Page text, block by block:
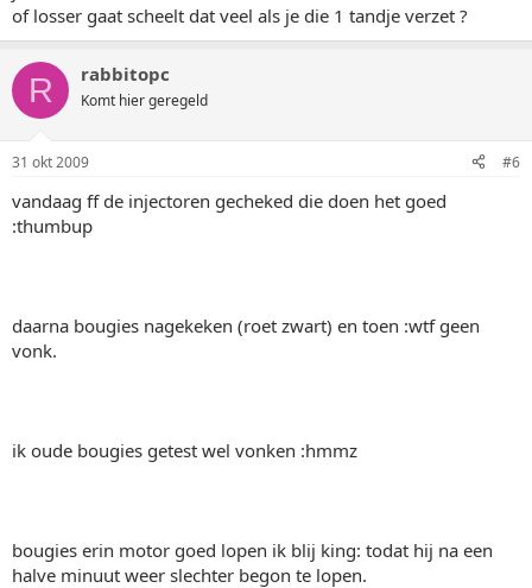
of losser gaat scheelt dat veel als je die 1 tandje verzet ?
R rabbitopc
Komt hier geregeld
31 okt 2009 #6
vandaag ff de injectoren gecheked die doen het goed
:thumbup
daarna bougies nagekeken (roet zwart) en toen :wtf geen
vonk.
ik oude bougies getest wel vonken :hmmz
bougies erin motor goed lopen ik blij king: todat hij na een
halve minuut weer slechter begon te lopen.